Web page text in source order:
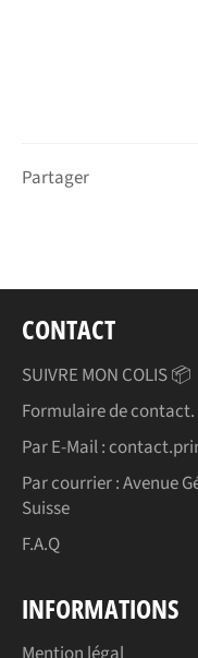
Partager
CONTACT
SUIVRE MON COLIS 📦
Formulaire de contact.
Par E-Mail :
Par courrier : Avenue
Suisse
F.A.Q
INFORMATIONS